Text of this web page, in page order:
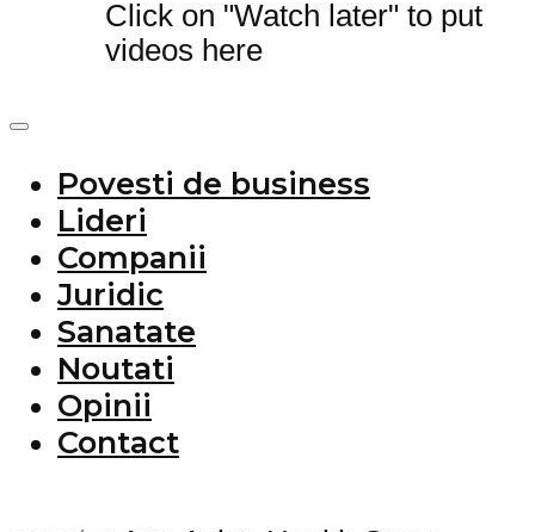
Click on "Watch later" to put
videos here
Povesti de business
Lideri
Companii
Juridic
Sanatate
Noutati
Opinii
Contact